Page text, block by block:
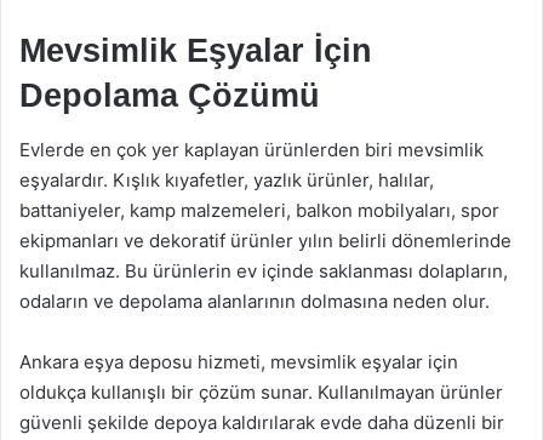
Mevsimlik Eşyalar İçin
Depolama Çözümü
Evlerde en çok yer kaplayan ürünlerden biri mevsimlik
eşyalardır. Kışlık kıyafetler, yazlık ürünler, halılar,
battaniyeler, kamp malzemeleri, balkon mobilyaları, spor
ekipmanları ve dekoratif ürünler yılın belirli dönemlerinde
kullanılmaz. Bu ürünlerin ev içinde saklanması dolapların,
odaların ve depolama alanlarının dolmasına neden olur.
Ankara eşya deposu hizmeti, mevsimlik eşyalar için
oldukça kullanışlı bir çözüm sunar. Kullanılmayan ürünler
güvenli şekilde depoya kaldırılarak evde daha düzenli bir